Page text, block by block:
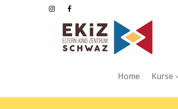
Home Kurse